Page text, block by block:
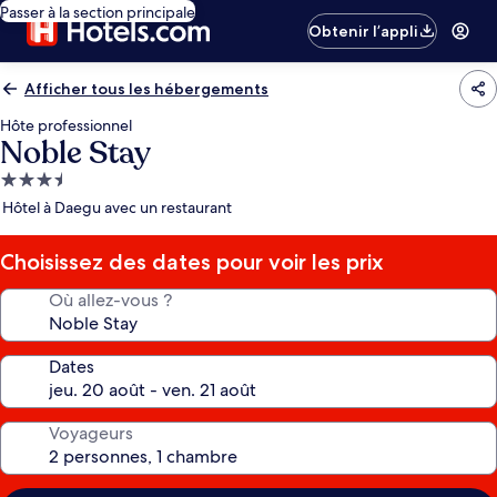
Passer à la section principale
Obtenir l’appli
Afficher tous les hébergements
Hôte professionnel
Noble Stay
Hébergement
3.5 étoiles
Hôtel à Daegu avec un restaurant
Choisissez des dates pour voir les prix
Où allez-vous ?
Dates
Voyageurs